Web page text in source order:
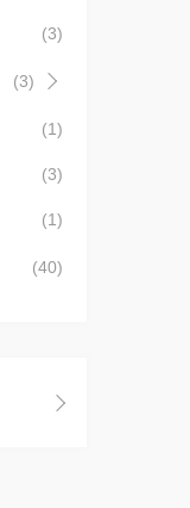
(3)
(3)
(1)
(3)
(1)
(40)